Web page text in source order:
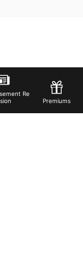
Re
Premiums